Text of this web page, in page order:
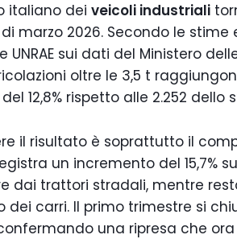
italiano dei veicoli industriali
marzo 2026. Secondo le
UNRAE sui dati del Ministero
oltre le 3,5 t
12,8% rispetto alle 2.252 dello
il risultato è soprattutto il
un incremento del 15,7%
dai trattori stradali, mentre
dei carri. Il primo trimestre si
una ripresa che